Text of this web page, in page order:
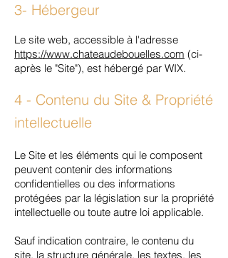
3- Hébergeur
Le site web, accessible à l'adresse
https://www.chateaudebouelles.com (ci-
après le "Site"), est hébergé par WIX.
4 - Contenu du Site & Propriété
intellectuelle
Le Site et les éléments qui le composent
peuvent contenir des informations
confidentielles ou des informations
protégées par la législation sur la propriété
intellectuelle ou toute autre loi applicable.
Sauf indication contraire, le contenu du
site, la structure générale, les textes, les